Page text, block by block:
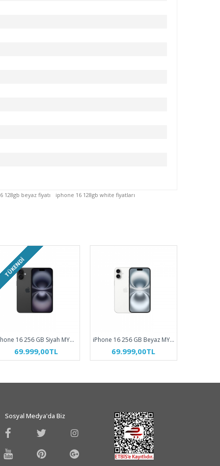
128gb beyaz fiyatı
iphone 16 128gb white fiyatları
TÜKENDI
iPhone 16 256 GB Siyah MYEE3TU/A
69.999,00TL
iPhone 16 256 GB Beyaz MYEF3TU/A
69.999,00TL
Sosyal Medya'da Biz